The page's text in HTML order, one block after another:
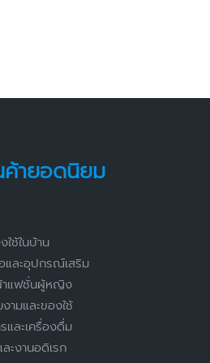
ายอดนิยม
ใช้ในบ้าน
และอุปกรณ์เสริม
าแฟชั่นผู้หญิง
ามและของใช้
และเครื่องดื่ม
ะงานอดิเรก